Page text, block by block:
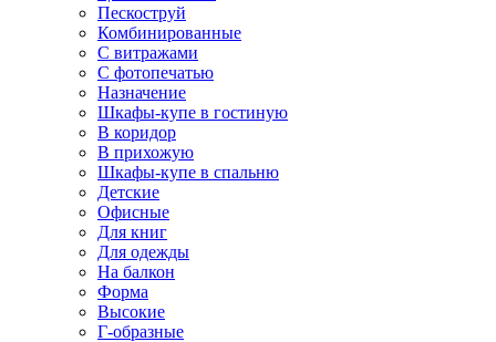
Пескоструй
Комбинированные
С витражами
С фотопечатью
Назначение
Шкафы-купе в гостиную
В коридор
В прихожую
Шкафы-купе в спальню
Детские
Офисные
Для книг
Для одежды
На балкон
Форма
Высокие
Г-образные